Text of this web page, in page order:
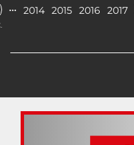
… 2014 2015 2016 2017